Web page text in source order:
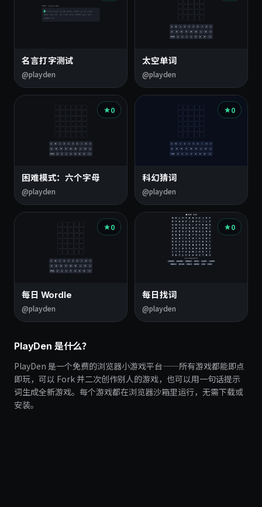
名言打字测试
@playden
太空单词
@playden
0
困难模式：六个字母
@playden
0
科幻猜词
@playden
0
每日 Wordle
@playden
0
每日找词
@playden
PlayDen 是什么？
PlayDen 是一个免费的浏览器小游戏平台——所有游戏都能即点
即玩，可以 Fork 并二次创作别人的游戏，也可以用一句话提示
词生成全新游戏。每个游戏都在浏览器沙箱里运行，无需下载或
安装。